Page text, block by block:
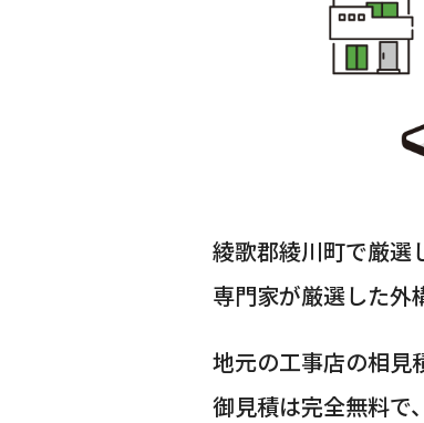
綾歌郡綾川町で厳選
専門家が厳選した外
地元の工事店の相見
御見積は完全無料で